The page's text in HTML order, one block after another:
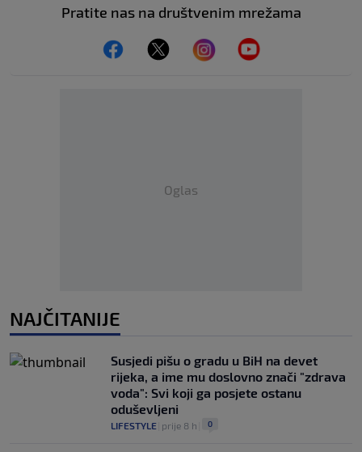
Pratite nas na društvenim mrežama
Oglas
NAJČITANIJE
Susjedi pišu o gradu u BiH na devet
rijeka, a ime mu doslovno znači "zdrava
voda": Svi koji ga posjete ostanu
oduševljeni
LIFESTYLE prije 8 h 0